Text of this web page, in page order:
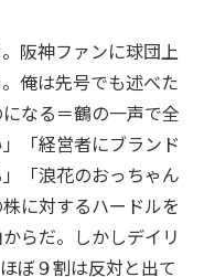
阪神ファンに球団上
俺は先号でも述べた
なる＝鶴の一声で全
「経営者にブランド
「浪花のおっちゃん
に対するハードルを
らだ。しかしデイリ
ぼ９割は反対と出て